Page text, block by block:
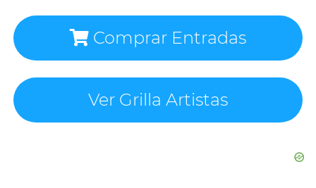
Comprar Entradas
Ver Grilla Artistas